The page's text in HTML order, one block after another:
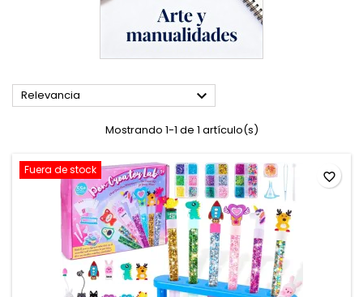
Relevancia 
Mostrando 1-1 de 1 artículo(s)
Fuera de stock favorite_border